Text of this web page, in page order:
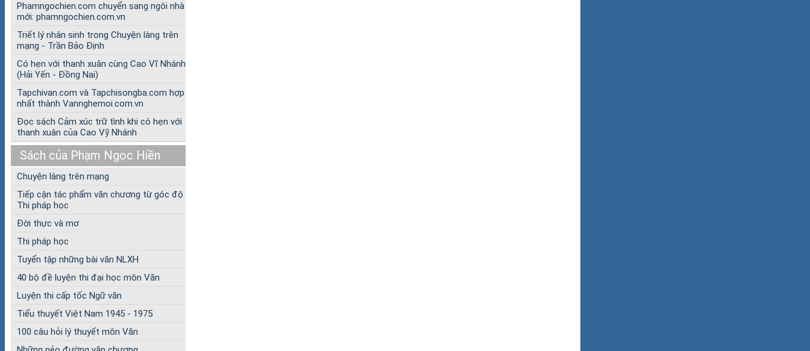
Phamngochien.com chuyển sang ngôi nhà
mới: phamngochien.com.vn
Triết lý nhân sinh trong Chuyện làng trên
mạng - Trần Bảo Định
Có hẹn với thanh xuân cùng Cao Vĩ Nhánh
(Hải Yến - Đồng Nai)
Tapchivan.com và Tapchisongba.com hợp
nhất thành Vannghemoi.com.vn
Đọc sách Cảm xúc trữ tình khi có hẹn với
thanh xuân của Cao Vỹ Nhánh
Sách của Phạm Ngọc Hiền
Chuyện làng trên mạng
Tiếp cận tác phẩm văn chương từ góc độ
Thi pháp học
Đời thực và mơ
Thi pháp học
Tuyển tập những bài văn NLXH
40 bộ đề luyện thi đại học môn Văn
Luyện thi cấp tốc Ngữ văn
Tiểu thuyết Việt Nam 1945 - 1975
100 câu hỏi lý thuyết môn Văn